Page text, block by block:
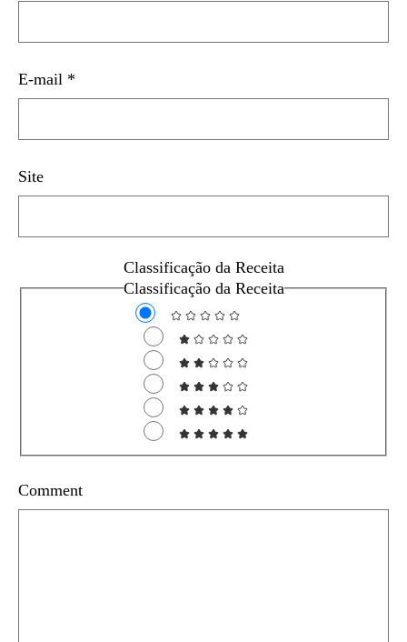
E-mail *
Site
Classificação da Receita
Classificação da Receita
Comment